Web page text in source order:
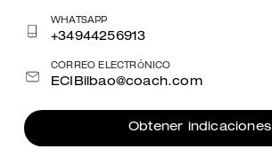
WHATSAPP
+34944256913
CORREO ELECTRÓNICO
ECIBilbao@coach.com
Obtener indicaciones